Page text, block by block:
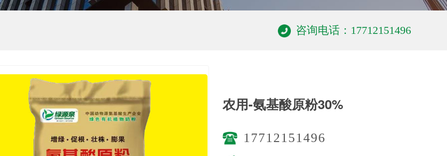
咨询电话：17712151496
农用-氨基酸原粉30%
17712151496